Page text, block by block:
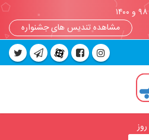
مشاهده تندیس های جشنواره
روز